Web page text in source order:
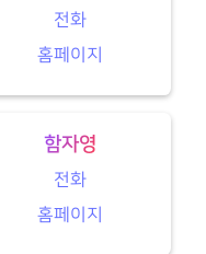
전화
홈페이지
함자영
전화
홈페이지